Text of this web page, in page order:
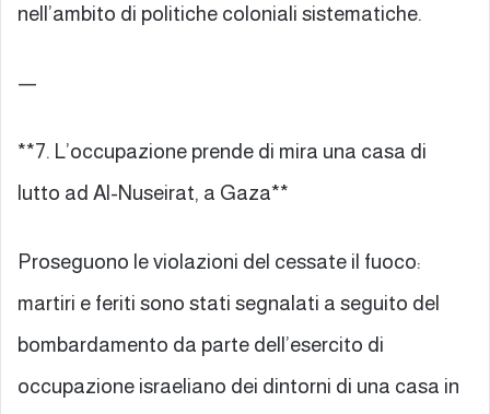
nell’ambito di politiche coloniali sistematiche.
—
**7. L’occupazione prende di mira una casa di
lutto ad Al-Nuseirat, a Gaza**
Proseguono le violazioni del cessate il fuoco:
martiri e feriti sono stati segnalati a seguito del
bombardamento da parte dell’esercito di
occupazione israeliano dei dintorni di una casa in